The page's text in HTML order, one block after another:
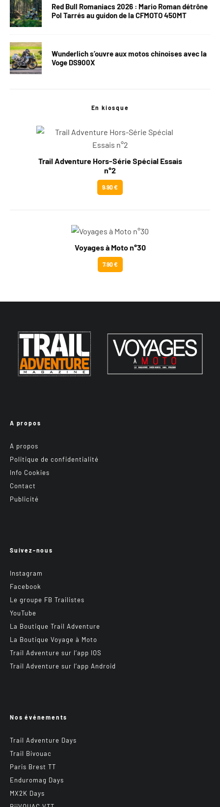
Red Bull Romaniacs 2026 : Mario Roman détrône
Pol Tarrés au guidon de la CFMOTO 450MT
Wunderlich s’ouvre aux motos chinoises avec la
Voge DS900X
En kiosque
Trail Adventure Hors-Série Spécial Essais
n°2
9.90 €
Voyages à Moto n°30
7.90 €
A propos
A propos
Politique de confidentialité
Info Cookies
Contact
Publicité
Suivez-nous
Instagram
Facebook
Le groupe FB Trailistes
YouTube
La Boutique Trail Adventure
La Boutique Voyage à Moto
Trail Adventure sur l’app IOS
Trail Adventure sur l’app Android
Nos événements
Trail Adventure Days
Trail Bivouac
Paris Brest TT
Enduromag Days
MX2K Days